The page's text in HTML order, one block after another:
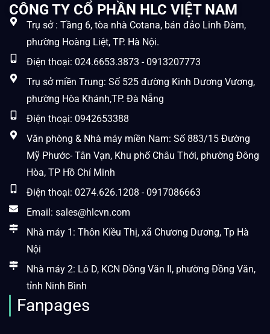
CÔNG TY CỔ PHẦN HLC VIỆT NAM
Trụ sở : Tầng 6, tòa nhà Cotana, bán đảo Linh Đàm,
phường Hoàng Liệt, TP. Hà Nội.
Điện thoại: 024.6653.3873 - 0913207773
Trụ sở miền Trung: Số 525 đường Kinh Dương Vương,
phường Hòa Khánh,TP. Đà Nẵng
Điện thoại: 0942653388
Văn phòng & Nhà máy miền Nam: Số 883/15 Đường
Mỹ Phước- Tân Vạn, Khu phố Châu Thới, phường Đông
Hòa, TP Hồ Chí Minh
Điện thoại: 0274.626.1208 - 0917086663
Email: sales@hlcvn.com
Nhà máy 1: Thôn Kiều Thị, xã Chương Dương, Tp Hà
Nội
Nhà máy 2: Lô D, KCN Đồng Văn II, phường Đồng Văn,
tỉnh Ninh Bình
Fanpages